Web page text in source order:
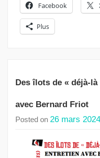
Facebook
Plus
Des îlots de « déjà-
avec Bernard Friot
Posted on 26 mars 2024